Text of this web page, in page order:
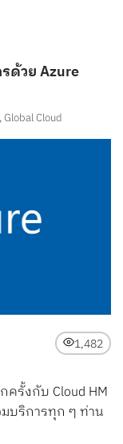
ด้วย Azure
,Global Cloud
1,482
รั้งกับ Cloud HM
บริการทุก ๆ ท่าน